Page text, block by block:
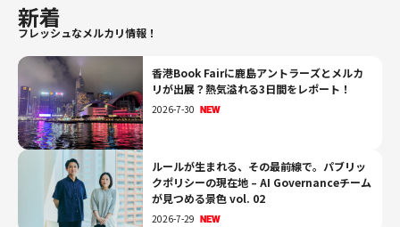
新着
フレッシュなメルカリ情報！
香港Book Fairに鹿島アントラーズとメルカ
リが出展？熱気溢れる3日間をレポート！
2026-7-30
ルールが生まれる、その最前線で。パブリッ
クポリシーの現在地 – AI Governanceチーム
が見つめる景色 vol. 02
2026-7-29